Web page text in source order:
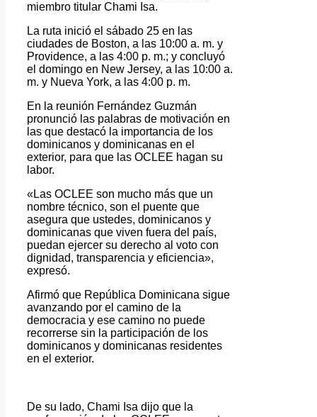
miembro titular Chami Isa.
La ruta inició el sábado 25 en las
ciudades de Boston, a las 10:00 a. m. y
Providence, a las 4:00 p. m.; y concluyó
el domingo en New Jersey, a las 10:00 a.
m. y Nueva York, a las 4:00 p. m.
En la reunión Fernández Guzmán
pronunció las palabras de motivación en
las que destacó la importancia de los
dominicanos y dominicanas en el
exterior, para que las OCLEE hagan su
labor.
«Las OCLEE son mucho más que un
nombre técnico, son el puente que
asegura que ustedes, dominicanos y
dominicanas que viven fuera del país,
puedan ejercer su derecho al voto con
dignidad, transparencia y eficiencia»,
expresó.
Afirmó que República Dominicana sigue
avanzando por el camino de la
democracia y ese camino no puede
recorrerse sin la participación de los
dominicanos y dominicanas residentes
en el exterior.
De su lado, Chami Isa dijo que la